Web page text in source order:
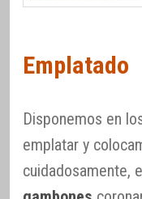
Emplatado
Disponemos en
emplatar y
cuidadosamente,